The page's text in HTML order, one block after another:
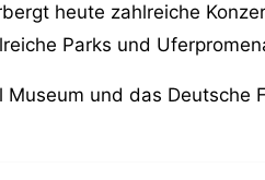
heute zahlreiche
Parks und
und das